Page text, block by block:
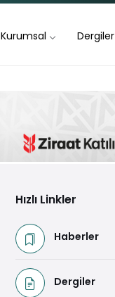
Kurumsal Dergiler
Hızlı Linkler
Haberler
Dergiler